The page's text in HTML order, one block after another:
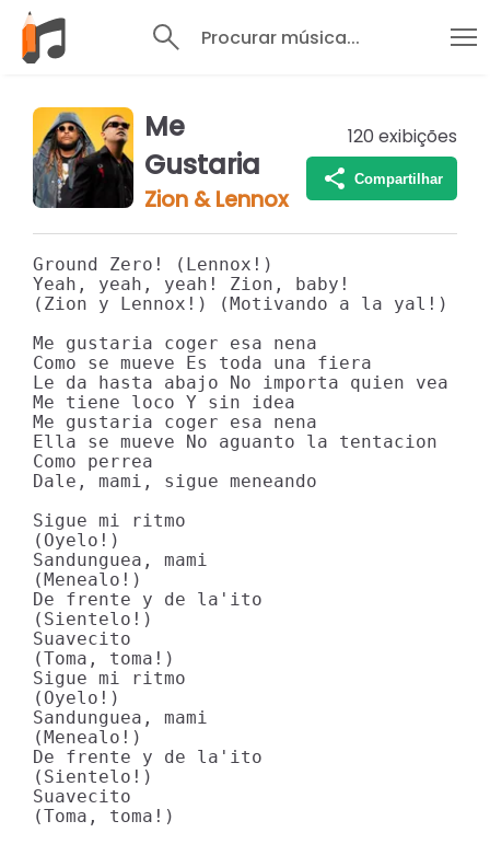
Procurar música...
Me
Gustaria
Zion & Lennox
120 exibições
Compartilhar
Ground Zero! (Lennox!)
Yeah, yeah, yeah! Zion, baby!
(Zion y Lennox!) (Motivando a la yal!)
Me gustaria coger esa nena
Como se mueve Es toda una fiera
Le da hasta abajo No importa quien vea
Me tiene loco Y sin idea
Me gustaria coger esa nena
Ella se mueve No aguanto la tentacion
Como perrea
Dale, mami, sigue meneando
Sigue mi ritmo
(Oyelo!)
Sandunguea, mami
(Menealo!)
De frente y de la'ito
(Sientelo!)
Suavecito
(Toma, toma!)
Sigue mi ritmo
(Oyelo!)
Sandunguea, mami
(Menealo!)
De frente y de la'ito
(Sientelo!)
Suavecito
(Toma, toma!)